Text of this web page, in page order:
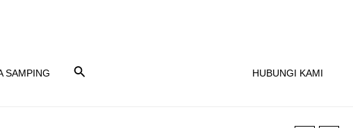
SAMPING HUBUNGI KAMI